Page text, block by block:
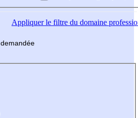
Appliquerle filtre du domaine
demandée